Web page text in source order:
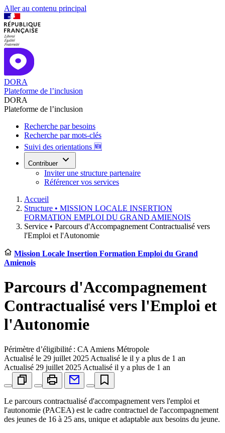
Aller au contenu principal
DORA
Plateforme de l’inclusion
DORA
Plateforme de l’inclusion
Recherche par besoins
Recherche par mots-clés
Suivi des orientations 🆕
Contribuer
Inviter une structure partenaire
Référencer vos services
Accueil
Structure • MISSION LOCALE INSERTION
FORMATION EMPLOI DU GRAND AMIENOIS
Service • Parcours d'Accompagnement Contractualisé vers
l'Emploi et l'Autonomie
Mission Locale Insertion Formation Emploi du Grand
Amienois
Parcours d'Accompagnement
Contractualisé vers l'Emploi et
l'Autonomie
Périmètre d’éligibilité : CA Amiens Métropole
Actualisé le 29 juillet 2025 Actualisé le il y a plus de 1 an
Actualisé 29 juillet 2025 Actualisé il y a plus de 1 an
Le parcours contractualisé d'accompagnement vers l'emploi et
l'autonomie (PACEA) est le cadre contractuel de l'accompagnement
des jeunes de 16 à 25 ans, unique et adaptable aux besoins du jeune.